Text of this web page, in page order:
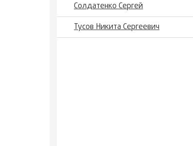
Солдатенко Сергей
Тусов Никита Сергеевич